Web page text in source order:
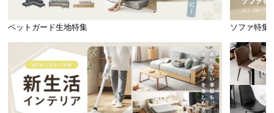
ペットガード生地特集 ソファ特集